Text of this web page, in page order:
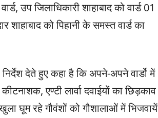
उप जिलाधिकारी शाहाबाद को वार्ड 01
को पिहानी के समस्त वार्ड का
देते हुए कहा है कि अपने-अपने वार्डो में
एण्टी लार्वा दवाईयों का छिड़काव
घूम रहे गौवंशों को गौशालाओं में भिजवायें